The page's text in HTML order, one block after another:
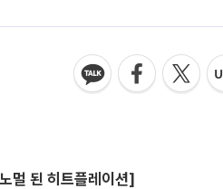
멀 된 히트플레이션]